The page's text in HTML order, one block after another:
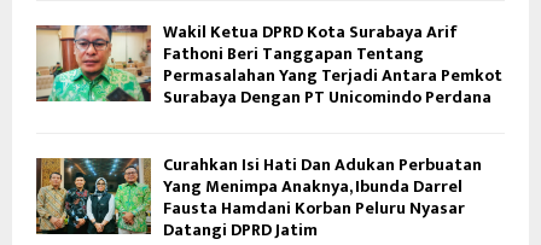
Wakil Ketua DPRD Kota Surabaya Arif
Fathoni Beri Tanggapan Tentang
Permasalahan Yang Terjadi Antara Pemkot
Surabaya Dengan PT Unicomindo Perdana
Curahkan Isi Hati Dan Adukan Perbuatan
Yang Menimpa Anaknya, Ibunda Darrel
Fausta Hamdani Korban Peluru Nyasar
Datangi DPRD Jatim